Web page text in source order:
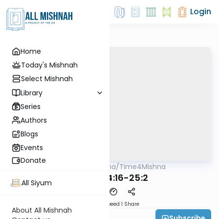
Home
Today's Mishnah
Select Mishnah
Library
Series
Authors
Blogs
Events
Donate
All Siyum
About All Mishnah
Login
AllMishna/Time4Mishna
Keilim 24:16-25:2
Speed 1 Share